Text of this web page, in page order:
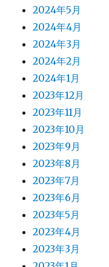
2024年5月
2024年4月
2024年3月
2024年2月
2024年1月
2023年12月
2023年11月
2023年10月
2023年9月
2023年8月
2023年7月
2023年6月
2023年5月
2023年4月
2023年3月